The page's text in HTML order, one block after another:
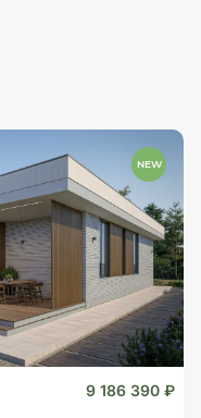
NEW
9 186 390 ₽